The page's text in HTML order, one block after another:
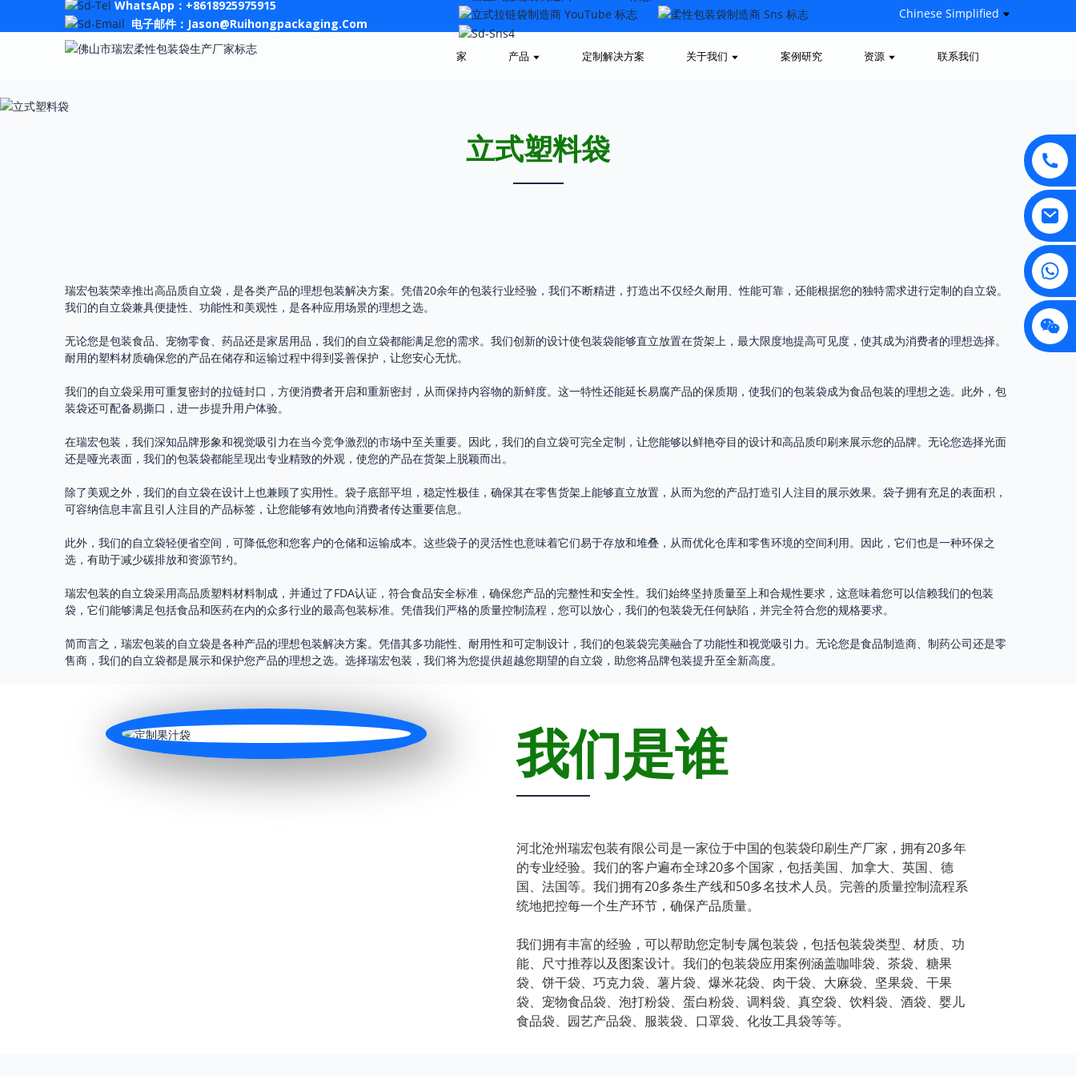
WhatsApp：+8618925975915
电子邮件：Jason@ruihongpackaging.com
Chinese Simplified
家 产品 定制解决方案 关于我们 案例研究 资源 联系我们
立式塑料袋
瑞宏包装荣幸推出高品质自立袋，是各类产品的理想包装解决方案。凭借20余年的包装行业经验，我们不断精进，打造出不仅经久耐用、性能可靠，还能根据您的独特需求进行定制的自立袋。
我们的自立袋兼具便捷性、功能性和美观性，是各种应用场景的理想之选。
无论您是包装食品、宠物零食、药品还是家居用品，我们的自立袋都能满足您的需求。我们创新的设计使包装袋能够直立放置在货架上，最大限度地提高可见度，使其成为消费者的理想选择。
耐用的塑料材质确保您的产品在储存和运输过程中得到妥善保护，让您安心无忧。
我们的自立袋采用可重复密封的拉链封口，方便消费者开启和重新密封，从而保持内容物的新鲜度。这一特性还能延长易腐产品的保质期，使我们的包装袋成为食品包装的理想之选。此外，包
装袋还可配备易撕口，进一步提升用户体验。
在瑞宏包装，我们深知品牌形象和视觉吸引力在当今竞争激烈的市场中至关重要。因此，我们的自立袋可完全定制，让您能够以鲜艳夺目的设计和高品质印刷来展示您的品牌。无论您选择光面
还是哑光表面，我们的包装袋都能呈现出专业精致的外观，使您的产品在货架上脱颖而出。
除了美观之外，我们的自立袋在设计上也兼顾了实用性。袋子底部平坦，稳定性极佳，确保其在零售货架上能够直立放置，从而为您的产品打造引人注目的展示效果。袋子拥有充足的表面积，
可容纳信息丰富且引人注目的产品标签，让您能够有效地向消费者传达重要信息。
此外，我们的自立袋轻便省空间，可降低您和您客户的仓储和运输成本。这些袋子的灵活性也意味着它们易于存放和堆叠，从而优化仓库和零售环境的空间利用。因此，它们也是一种环保之
选，有助于减少碳排放和资源节约。
瑞宏包装的自立袋采用高品质塑料材料制成，并通过了FDA认证，符合食品安全标准，确保您产品的完整性和安全性。我们始终坚持质量至上和合规性要求，这意味着您可以信赖我们的包装
袋，它们能够满足包括食品和医药在内的众多行业的最高包装标准。凭借我们严格的质量控制流程，您可以放心，我们的包装袋无任何缺陷，并完全符合您的规格要求。
简而言之，瑞宏包装的自立袋是各种产品的理想包装解决方案。凭借其多功能性、耐用性和可定制设计，我们的包装袋完美融合了功能性和视觉吸引力。无论您是食品制造商、制药公司还是零
售商，我们的自立袋都是展示和保护您产品的理想之选。选择瑞宏包装，我们将为您提供超越您期望的自立袋，助您将品牌包装提升至全新高度。
我们是谁
河北沧州瑞宏包装有限公司是一家位于中国的包装袋印刷生产厂家，拥有20多年
的专业经验。我们的客户遍布全球20多个国家，包括美国、加拿大、英国、德
国、法国等。我们拥有20多条生产线和50多名技术人员。完善的质量控制流程系
统地把控每一个生产环节，确保产品质量。
我们拥有丰富的经验，可以帮助您定制专属包装袋，包括包装袋类型、材质、功
能、尺寸推荐以及图案设计。我们的包装袋应用案例涵盖咖啡袋、茶袋、糖果
袋、饼干袋、巧克力袋、薯片袋、爆米花袋、肉干袋、大麻袋、坚果袋、干果
袋、宠物食品袋、泡打粉袋、蛋白粉袋、调料袋、真空袋、饮料袋、酒袋、婴儿
食品袋、园艺产品袋、服装袋、口罩袋、化妆工具袋等等。